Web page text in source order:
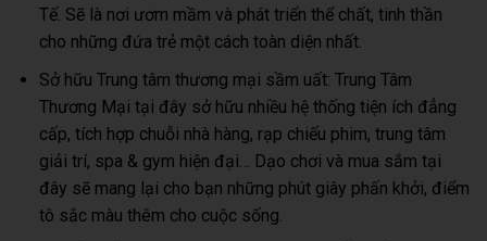
Tế. Sẽ là nơi ươm mầm và phát triển thể chất, tinh thần
cho những đứa trẻ một cách toàn diện nhất.
Sở hữu Trung tâm thương mại sầm uất: Trung Tâm
Thương Mại tại đây sở hữu nhiều hệ thống tiện ích đẳng
cấp, tích hợp chuỗi nhà hàng, rạp chiếu phim, trung tâm
giải trí, spa & gym hiện đại… Dạo chơi và mua sắm tại
đây sẽ mang lại cho bạn những phút giây phấn khởi, điểm
tô sắc màu thêm cho cuộc sống.